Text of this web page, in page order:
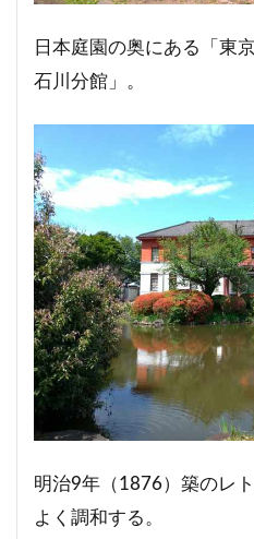
日本庭園の奥にある「東
石川分館」。
明治9年（1876）築のレ
よく調和する。